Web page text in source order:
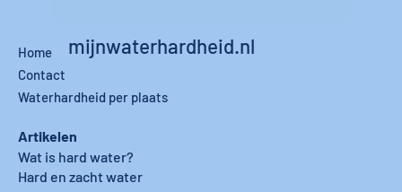
mijnwaterhardheid.nl
Home
Contact
Waterhardheid per plaats
Artikelen
Wat is hard water?
Hard en zacht water